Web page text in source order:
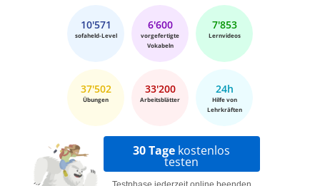
10'571
sofaheld-Level
6'600
vorgefertigte
Vokabeln
7'853
Lernvideos
37'502
Übungen
33'200
Arbeitsblätter
24h
Hilfe von
Lehrkräften
30 Tage kostenlos
testen